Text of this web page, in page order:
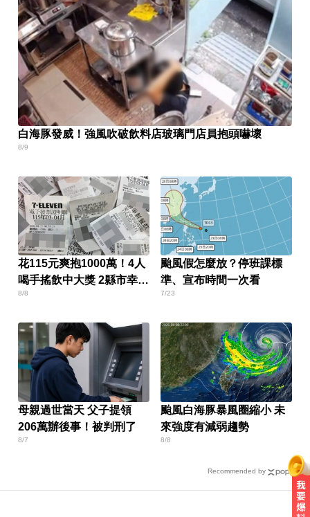
白海豚發威！強風吹破飲料店玻璃門店員抱頭嚇壞
8/9
花115元爽抱1000萬！4人
喝手搖飲中大獎 2縣市幸運
兒曝
8/8
颱風假怎麼放？停班課標
準、宣布時間一次看
7/23
母親過世當天 父子提領
206萬辦後事！被判刑了
8/7
颱風白海豚暴風圈縮小 未
來強度有減弱趨勢
8/8
Recommended by